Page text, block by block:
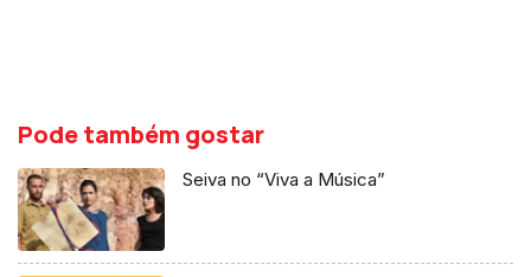
Pode também gostar
Seiva no “Viva a Música”